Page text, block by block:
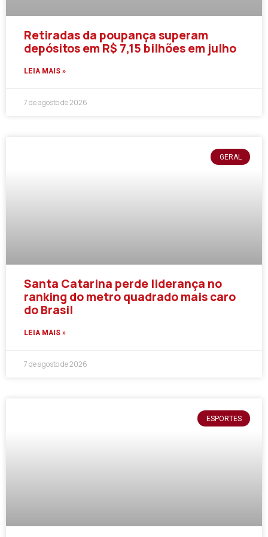
Retiradas da poupança superam
depósitos em R$ 7,15 bilhões em julho
LEIA MAIS »
7 de agosto de 2026
GERAL
Santa Catarina perde liderança no
ranking do metro quadrado mais caro
do Brasil
LEIA MAIS »
7 de agosto de 2026
ESPORTES